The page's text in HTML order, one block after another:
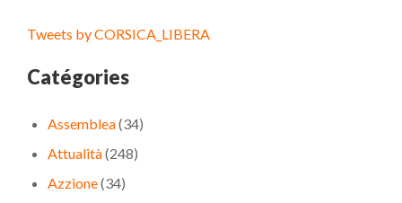
Tweets by CORSICA_LIBERA
Catégories
Assemblea(34)
Attualità(248)
Azzione(34)